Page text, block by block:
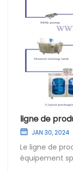
ligne de
JAN 30, 2024
Le ligne de
équipement